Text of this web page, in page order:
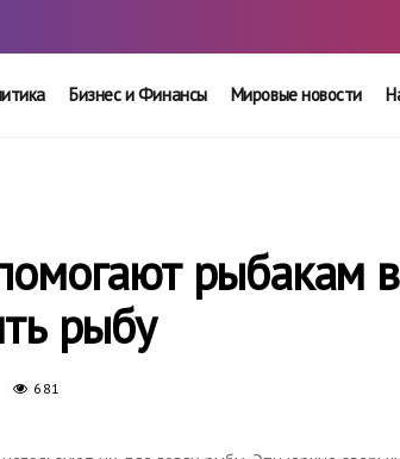
Бизнес и Финансы Мировые новости
рыбакам в
рыбу
681